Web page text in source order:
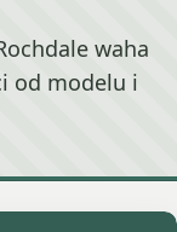
waha
od modelu i